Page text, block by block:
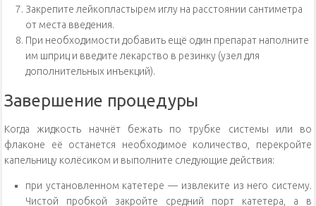
Закрепите лейкопластырем иглу на расстоянии сантиметра
от места введения.
При необходимости добавить ещё один препарат наполните
им шприц и введите лекарство в резинку (узел для
дополнительных инъекций).
Завершение процедуры
Когда жидкость начнёт бежать по трубке системы или во
флаконе её останется необходимое количество, перекройте
капельницу колёсиком и выполните следующие действия:
при установленном катетере — извлеките из него систему.
Чистой пробкой закройте средний порт катетера, а в